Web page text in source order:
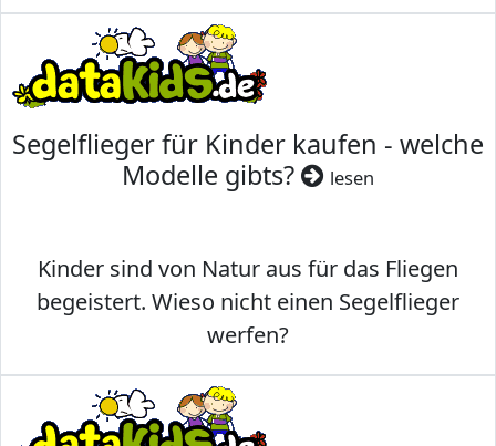
Segelflieger für Kinder kaufen - welche
Modelle gibts?
lesen
Kinder sind von Natur aus für das Fliegen
begeistert. Wieso nicht einen Segelflieger
werfen?